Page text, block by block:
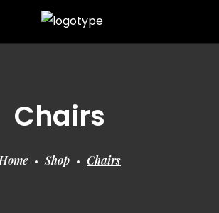
Chairs
Home Shop Chairs